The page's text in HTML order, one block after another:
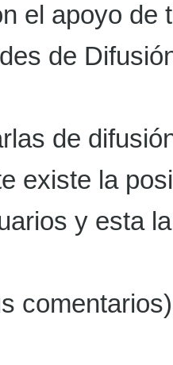
el apoyo de
de
de
existe la
y esta
comentarios)